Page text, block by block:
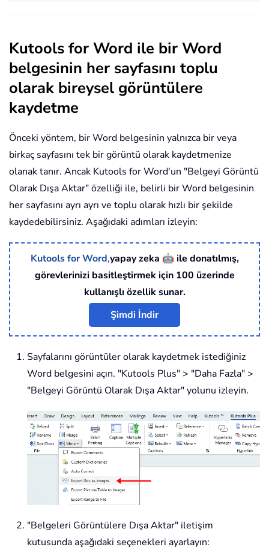
Kutools for Word ile bir Word
belgesinin her sayfasını toplu
olarak bireysel görüntülere
kaydetme
Önceki yöntem, bir Word belgesinin yalnızca bir veya
birkaç sayfasını tek bir görüntü olarak kaydetmenize
olanak tanır. Ancak Kutools for Word'un "Belgeyi Görüntü
Olarak Dışa Aktar" özelliği ile, belirli bir Word belgesinin
her sayfasını ayrı ayrı ve toplu olarak hızlı bir şekilde
kaydedebilirsiniz. Aşağıdaki adımları izleyin:
Kutools for Word,yapay zeka 🤖 ile donatılmış,
görevlerinizi basitleştirmek için 100 üzerinde
kullanışlı özellik sunar.
Şimdi İndir
Sayfalarını görüntüler olarak kaydetmek istediğiniz
Word belgesini açın. "Kutools Plus" > "Daha Fazla" >
"Belgeyi Görüntü Olarak Dışa Aktar" yolunu izleyin.
"Belgeleri Görüntülere Dışa Aktar" iletişim
kutusunda aşağıdaki seçenekleri ayarlayın: